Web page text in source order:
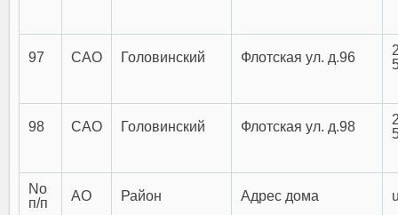
97 САО Головинский Флотская ул. д.96
98 САО Головинский Флотская ул. д.98
No
п/п
АО Район Адрес дома